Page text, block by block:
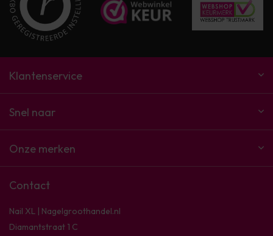
Klantenservice
Snel naar
Onze merken
Contact
Nail XL | Nagelgroothandel.nl
Diamantstraat 1 C